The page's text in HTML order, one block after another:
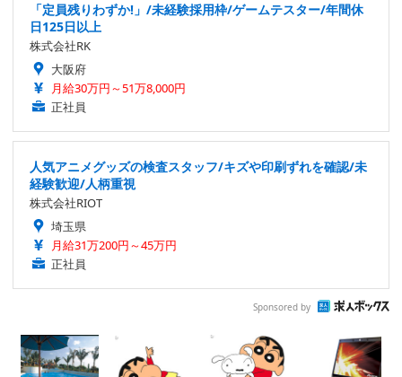
「定員残りわずか!」/未経験採用枠/ゲームテスター/年間休
日125日以上
株式会社RK
大阪府
月給30万円～51万8,000円
正社員
人気アニメグッズの検査スタッフ/キズや印刷ずれを確認/未
経験歓迎/人柄重視
株式会社RIOT
埼玉県
月給31万200円～45万円
正社員
Sponsored by